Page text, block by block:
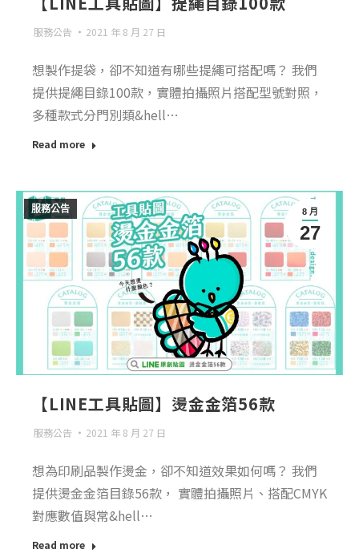
服務公告 2021 年 8 月 27 日
想製作提袋，卻不知道有哪些提繩可搭配嗎？ 我們
提供提繩目錄100款，實體拍攝照片搭配型號對照，
多種款式分門別類&hell…
Read more
8 月
27
服務公告
【LINE工具貼圖】燙金金箔56款
服務公告 2021 年 8 月 27 日
想為印刷品製作燙金，卻不知道效果如何嗎？ 我們
提供燙金金箔目錄56款， 實體拍攝照片、搭配CMYK
對應數值與常&hell…
Read more